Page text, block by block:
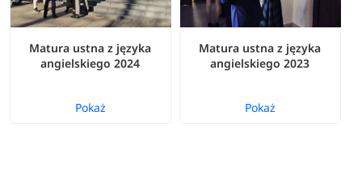
Matura ustna z języka
angielskiego 2024
Pokaż
Matura ustna z języka
angielskiego 2023
Pokaż